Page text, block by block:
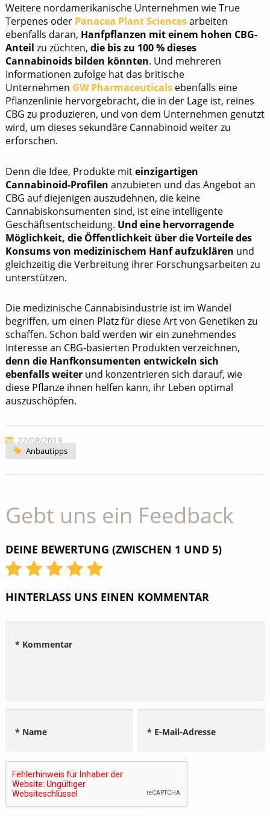
Weitere nordamerikanische Unternehmen wie True
Terpenes oder Panacea Plant Sciencesarbeiten
ebenfalls daran, Hanfpflanzen mit einem hohen CBG-
Anteil zu züchten, die bis zu 100 % dieses
Cannabinoids bilden könnten. Und mehreren
Informationen zufolge hat das britische
Unternehmen GW Pharmaceuticalsebenfalls eine
Pflanzenlinie hervorgebracht, die in der Lage ist, reines
CBG zu produzieren, und von dem Unternehmen genutzt
wird, um dieses sekundäre Cannabinoid weiter zu
erforschen.
Denn die Idee, Produkte miteinzigartigen
Cannabinoid-Profilen anzubieten und das Angebot an
CBG auf diejenigen auszudehnen, die keine
Cannabiskonsumenten sind, ist eine intelligente
Geschäftsentscheidung. Und eine hervorragende
Möglichkeit, die Öffentlichkeit über die Vorteile des
Konsums von medizinischem Hanf aufzuklären und
gleichzeitig die Verbreitung ihrer Forschungsarbeiten zu
unterstützen.
Die medizinische Cannabisindustrie ist im Wandel
begriffen, um einen Platz für diese Art von Genetiken zu
schaffen. Schon bald werden wir ein zunehmendes
Interesse an CBG-basierten Produkten verzeichnen,
denn die Hanfkonsumenten entwickeln sich
ebenfalls weiterund konzentrieren sich darauf, wie
diese Pflanze ihnen helfen kann, ihr Leben optimal
auszuschöpfen.
22/08/2019
Anbautipps
Gebt uns ein Feedback
DEINE BEWERTUNG (ZWISCHEN 1 UND 5)
HINTERLASS UNS EINEN KOMMENTAR
* Kommentar
* Name * E-Mail-Adresse